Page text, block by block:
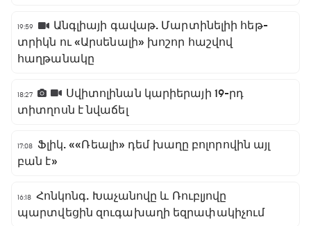
19:59
Անգլիայի գավաթ. Մարտինելիի հեթ-
տրիկն ու «Արսենալի» խոշոր հաշվով
հաղթանակը
18:27
Սվիտոլինան կարիերայի 19-րդ
տիտղոսն է նվաճել
17:08
Ֆլիկ. ««Ռեալի» դեմ խաղը բոլորովին այլ
բան է»
16:18 Հոնկոնգ. Խաչանովը և Ռուբլյովը
պարտվեցին զուգախաղի եզրափակիչում